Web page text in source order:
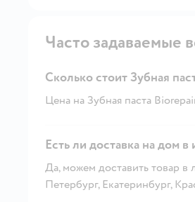
Часто задаваемые
Сколько стоит Зубная
Цена на Зубная паста
Есть ли доставка на дом в
Да, можем доставить товар
Петербург, Екатеринбург,